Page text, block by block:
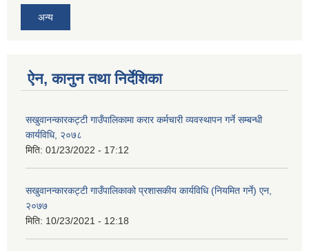
अन्य
ऐन, कानुन तथा निर्देशिका
सखुवानन्कारकट्टी गाउँपालिकामा करार कर्मचारी व्यवस्थापन गर्ने सम्बन्धी
कार्यविधि, २०७८
मिति: 01/23/2022 - 17:12
सखुवानन्कारकट्टी गाउँपालिकाको प्रशासकीय कार्यविधि (नियमित गर्ने) एन,
२०७७
मिति: 10/23/2021 - 12:18